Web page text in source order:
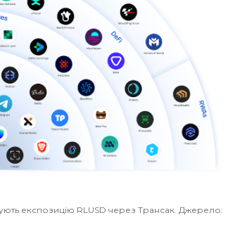
експозицію RLUSD через Трансак. Джерело: